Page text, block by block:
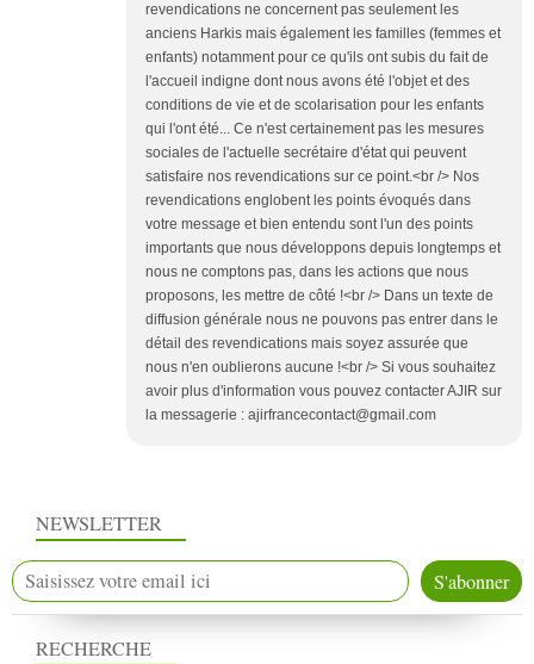
revendications ne concernent pas seulement les
anciens Harkis mais également les familles (femmes et
enfants) notamment pour ce qu'ils ont subis du fait de
l'accueil indigne dont nous avons été l'objet et des
conditions de vie et de scolarisation pour les enfants
qui l'ont été... Ce n'est certainement pas les mesures
sociales de l'actuelle secrétaire d'état qui peuvent
satisfaire nos revendications sur ce point.<br /> Nos
revendications englobent les points évoqués dans
votre message et bien entendu sont l'un des points
importants que nous développons depuis longtemps et
nous ne comptons pas, dans les actions que nous
proposons, les mettre de côté !<br /> Dans un texte de
diffusion générale nous ne pouvons pas entrer dans le
détail des revendications mais soyez assurée que
nous n'en oublierons aucune !<br /> Si vous souhaitez
avoir plus d'information vous pouvez contacter AJIR sur
la messagerie : ajirfrancecontact@gmail.com
NEWSLETTER
RECHERCHE